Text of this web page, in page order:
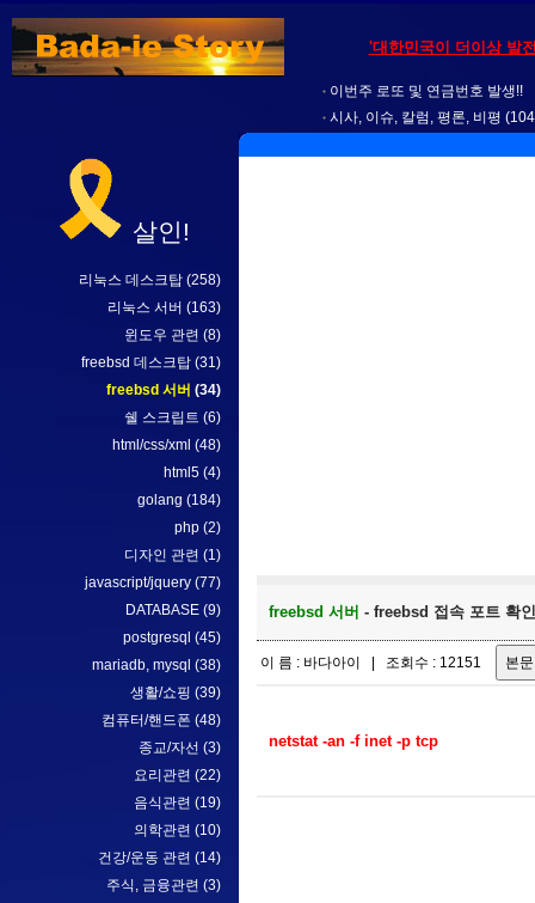
'대한민국이 더이상 발
이번주 로또 및 연금번호 발생!!
시사, 이슈, 칼럼, 평론, 비평
살인!
리눅스 데스크탑 (258)
리눅스 서버 (163)
윈도우 관련 (8)
freebsd 데스크탑 (31)
freebsd 서버 (34)
쉘 스크립트 (6)
html/css/xml (48)
html5 (4)
golang (184)
php (2)
디자인 관련 (1)
javascript/jquery (77)
DATABASE (9)
postgresql (45)
mariadb, mysql (38)
생활/쇼핑 (39)
컴퓨터/핸드폰 (48)
종교/자선 (3)
요리관련 (22)
음식관련 (19)
의학관련 (10)
건강/운동 관련 (14)
주식, 금융관련 (3)
freebsd 서버 - freebsd 접속 포트 확
이 름 : 바다아이 | 조회수 : 12151
netstat -an -f inet -p tcp